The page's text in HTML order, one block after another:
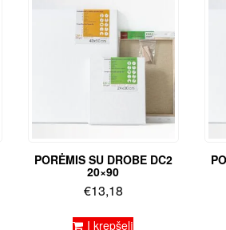
PORĖMIS SU DROBE DC2
20×90
€13,18
Į krepšelį